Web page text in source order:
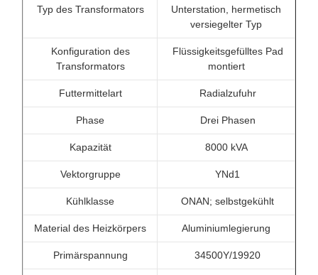
Typ des Transformators
Unterstation, hermetisch
versiegelter Typ
Konfiguration des
Transformators
Flüssigkeitsgefülltes Pad
montiert
Futtermittelart Radialzufuhr
Phase Drei Phasen
Kapazität 8000 kVA
Vektorgruppe YNd1
Kühlklasse ONAN; selbstgekühlt
Material des Heizkörpers Aluminiumlegierung
Primärspannung 34500Y/19920